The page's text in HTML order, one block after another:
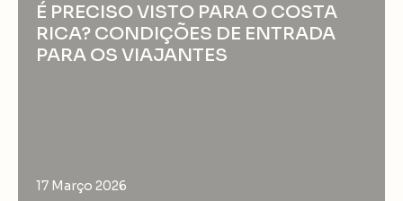
É PRECISO VISTO PARA O COSTA
RICA? CONDIÇÕES DE ENTRADA
PARA OS VIAJANTES
17 Março 2026